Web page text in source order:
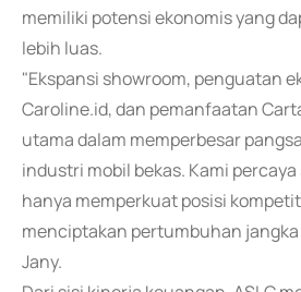
memiliki potensi ekonomis yang
lebih luas.
"Ekspansi showroom, penguatan
Caroline.id, dan pemanfaatan
utama dalam memperbesar
industri mobil bekas. Kami
hanya memperkuat posisi
menciptakan pertumbuhan
Jany.